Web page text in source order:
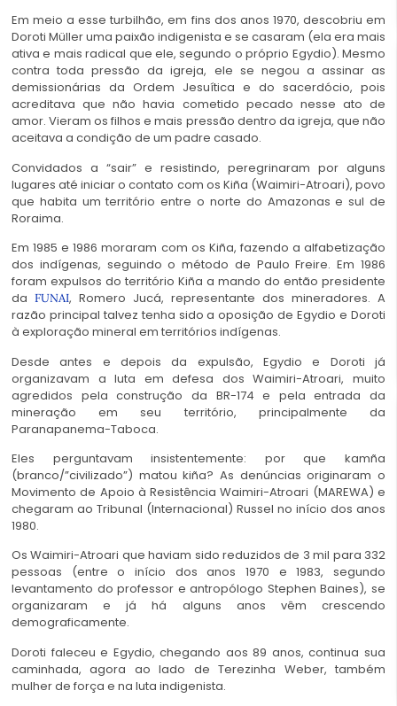
Em meio a esse turbilhão, em fins dos anos 1970, descobriu em
Doroti Müller uma paixão indigenista e se casaram (ela era mais
ativa e mais radical que ele, segundo o próprio Egydio). Mesmo
contra toda pressão da igreja, ele se negou a assinar as
demissionárias da Ordem Jesuítica e do sacerdócio, pois
acreditava que não havia cometido pecado nesse ato de
amor. Vieram os filhos e mais pressão dentro da igreja, que não
aceitava a condição de um padre casado.
Convidados a “sair” e resistindo, peregrinaram por alguns
lugares até iniciar o contato com os Kiña (Waimiri-Atroari), povo
que habita um território entre o norte do Amazonas e sul de
Roraima.
Em 1985 e 1986 moraram com os Kiña, fazendo a alfabetização
dos indígenas, seguindo o método de Paulo Freire. Em 1986
foram expulsos do território Kiña a mando do então presidente
da FUNAI, Romero Jucá, representante dos mineradores. A
razão principal talvez tenha sido a oposição de Egydio e Doroti
à exploração mineral em territórios indígenas.
Desde antes e depois da expulsão, Egydio e Doroti já
organizavam a luta em defesa dos Waimiri-Atroari, muito
agredidos pela construção da BR-174 e pela entrada da
mineração em seu território, principalmente da
Paranapanema-Taboca.
Eles perguntavam insistentemente: por que kamña
(branco/”civilizado”) matou kiña? As denúncias originaram o
Movimento de Apoio à Resistência Waimiri-Atroari (MAREWA) e
chegaram ao Tribunal (Internacional) Russel no início dos anos
1980.
Os Waimiri-Atroari que haviam sido reduzidos de 3 mil para 332
pessoas (entre o início dos anos 1970 e 1983, segundo
levantamento do professor e antropólogo Stephen Baines), se
organizaram e já há alguns anos vêm crescendo
demograficamente.
Doroti faleceu e Egydio, chegando aos 89 anos, continua sua
caminhada, agora ao lado de Terezinha Weber, também
mulher de força e na luta indigenista.